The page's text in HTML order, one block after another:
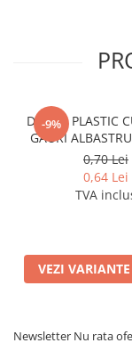
-9%
DOSAR PLASTIC
GAURI
NOKI
0,70 Lei
0,64 Lei
TVA
VEZI VARIANTE
Newsletter Nu rata